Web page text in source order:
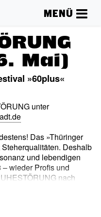
MENÜ
Mai)
»60plus«
unter
Das »Thüringer
Deshalb
und lebendigen
wieder Profis und
nach
vom 14. bis 16. Mai
mit dem Altern und der